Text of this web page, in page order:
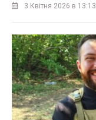
3 Квітня 2026 в 13:13